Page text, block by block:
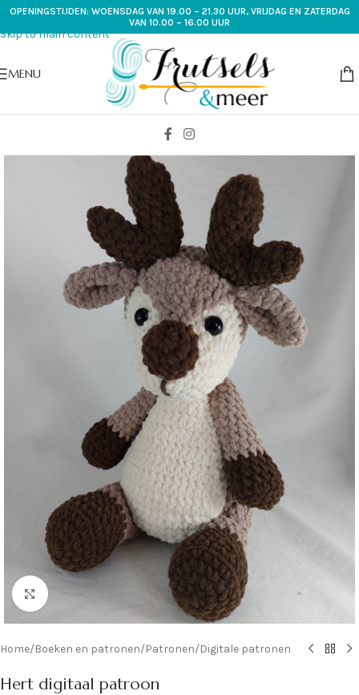
Skip to navigation
Skip to main content
OPENINGSTIJDEN: WOENSDAG VAN 19.00 – 21.30 UUR, VRIJDAG EN ZATERDAG
VAN 10.00 – 16.00 UUR
MENU
Klik om te vergroten
Home/Boeken en patronen/Patronen/Digitale patronen
Hert digitaal patroon